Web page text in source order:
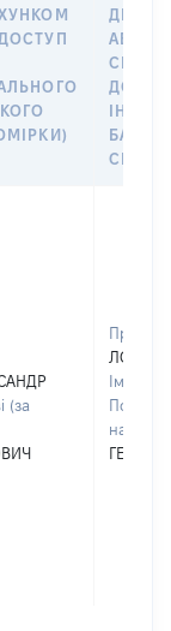
АБО
СІМ’Ї
СЕЙФУ
(за
Ім'я:
По